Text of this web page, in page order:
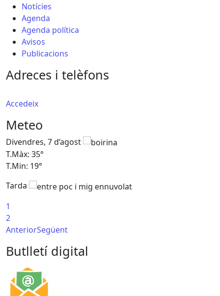
Notícies
Agenda
Agenda política
Avisos
Publicacions
Adreces i telèfons
Accedeix
Meteo
Divendres, 7 d’agost
T.Màx: 35°
T.Min: 19°
Tarda
1
2
AnteriorSegüent
Butlletí digital